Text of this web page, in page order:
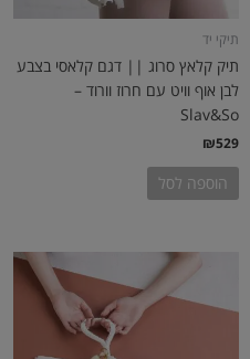
תיקי יד
תיק קלאץ סרוג || דגם קלאסי בצבע
לבן אוף וויט עם חרוז וורוד –
Slav&So
₪529
הוספה לסל